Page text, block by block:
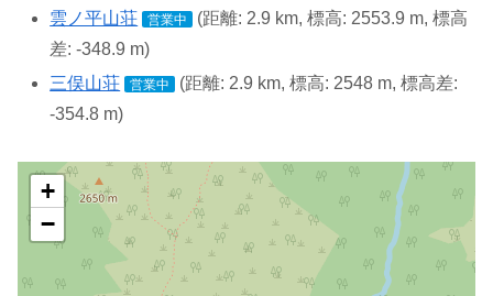
雲ノ平山荘 営業中
(距離: 2.9 km, 標高: 2553.9 m, 標高
差: -348.9 m)
三俣山荘
営業中
(距離: 2.9 km, 標高: 2548 m, 標高差:
-354.8 m)
+
−